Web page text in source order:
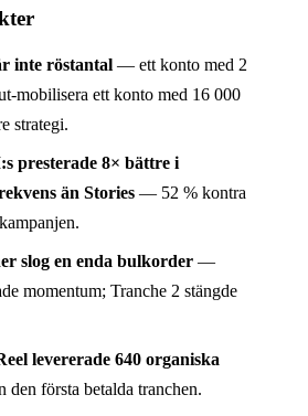
inte röstantal — ett konto med 2
mobilisera ett konto med 16 000
strategi.
presterade 8× bättre i
än Stories — 52 % kontra
slog en enda bulkorder —
momentum; Tranche 2 stängde
levererade 640 organiska
första betalda tranchen.